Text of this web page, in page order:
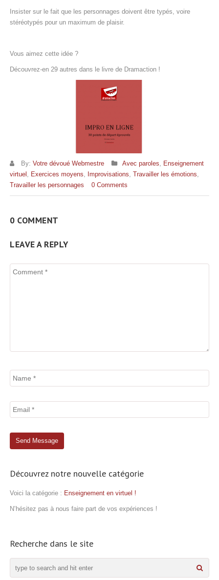
Insister sur le fait que les personnages doivent être typés, voire
stéréotypés pour un maximum de plaisir.
Vous aimez cette idée ?
Découvrez-en 29 autres dans le livre de Dramaction !
By: Votre dévoué Webmestre Avec paroles, Enseignement
virtuel , Exercices moyens, Improvisations, Travailler les émotions,
Travailler les personnages
0 Comments
0 COMMENT
LEAVE A REPLY
Découvrez notre nouvelle catégorie
Voici la catégorie : Enseignement en virtuel !
N’hésitez pas à nous faire part de vos expériences !
Recherche dans le site